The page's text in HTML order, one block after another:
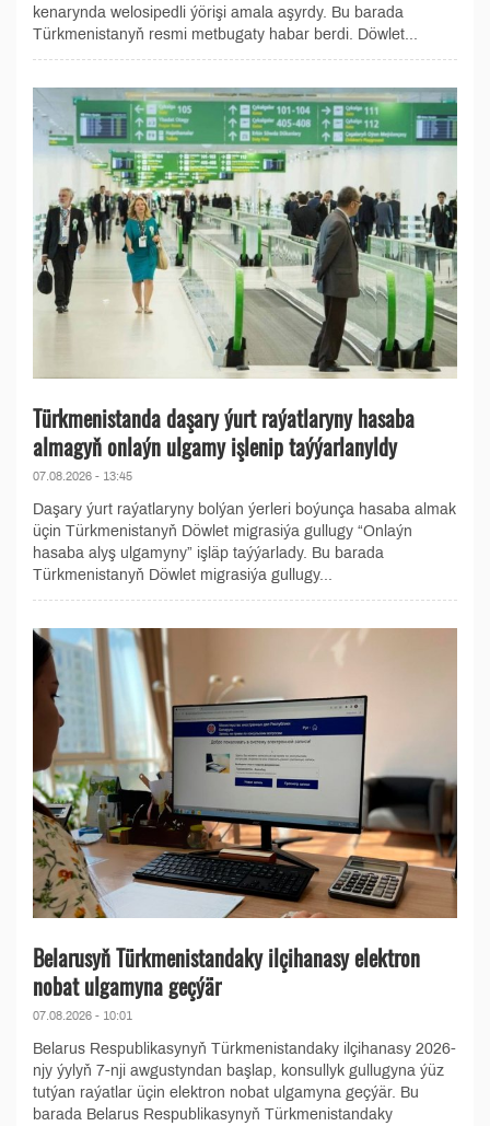
kenarynda welosipedli ýörişi amala aşyrdy. Bu barada
Türkmenistanyň resmi metbugaty habar berdi. Döwlet...
Türkmenistanda daşary ýurt raýatlaryny hasaba
almagyň onlaýn ulgamy işlenip taýýarlanyldy
07.08.2026 - 13:45
Daşary ýurt raýatlaryny bolýan ýerleri boýunça hasaba almak
üçin Türkmenistanyň Döwlet migrasiýa gullugy “Onlaýn
hasaba alyş ulgamyny” işläp taýýarlady. Bu barada
Türkmenistanyň Döwlet migrasiýa gullugy...
Belarusyň Türkmenistandaky ilçihanasy elektron
nobat ulgamyna geçýär
07.08.2026 - 10:01
Belarus Respublikasynyň Türkmenistandaky ilçihanasy 2026-
njy ýylyň 7-nji awgustyndan başlap, konsullyk gullugyna ýüz
tutýan raýatlar üçin elektron nobat ulgamyna geçýär. Bu
barada Belarus Respublikasynyň Türkmenistandaky